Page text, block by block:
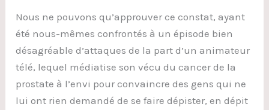
Nous ne pouvons qu’approuver ce constat, ayant
été nous-mêmes confrontés à un épisode bien
désagréable d’attaques de la part d’un animateur
télé, lequel médiatise son vécu du cancer de la
prostate à l’envi pour convaincre des gens qui ne
lui ont rien demandé de se faire dépister, en dépit